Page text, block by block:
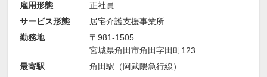
雇用形態
正社員
サービス形態
居宅介護支援事業所
勤務地
〒981-1505
宮城県角田市角田字田町123
最寄駅
角田駅（阿武隈急行線）